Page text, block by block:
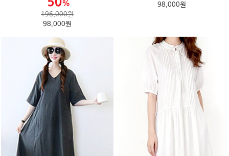
196,000원
98,000원
98,000원